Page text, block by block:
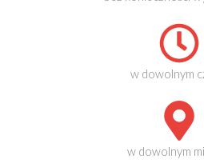
w dowolnym
w dowolnym